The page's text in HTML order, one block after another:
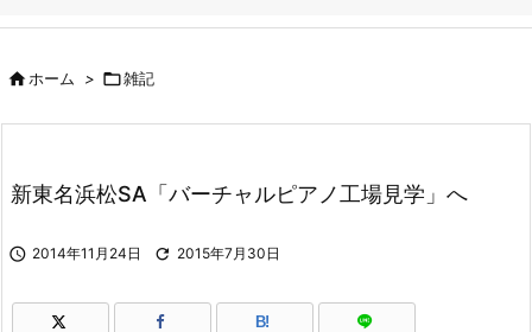
ホーム > 雑記
新東名浜松SA「バーチャルピアノ工場見学」へ
 2014年11月24日  2015年7月30日
B!